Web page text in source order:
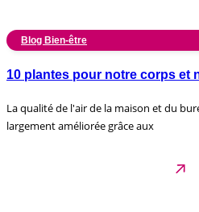
Blog Bien-être
10 plantes pour notre corps et
La qualité de l'air de la maison et du
largement améliorée grâce aux